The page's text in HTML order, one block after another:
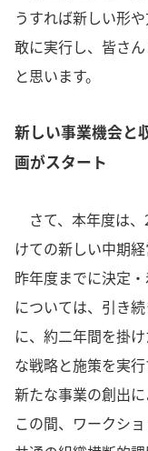
うすれば新しい形
敢に実行し、皆さ
と思います。
新しい事業機会と
画がスタート
さて、本年度は
けての新しい中期
昨年度までに決定
については、引き
に、約二年間を掛
な戦略と施策を実
新たな事業の創出
この間、ワークシ